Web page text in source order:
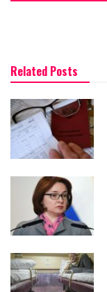
Related Posts